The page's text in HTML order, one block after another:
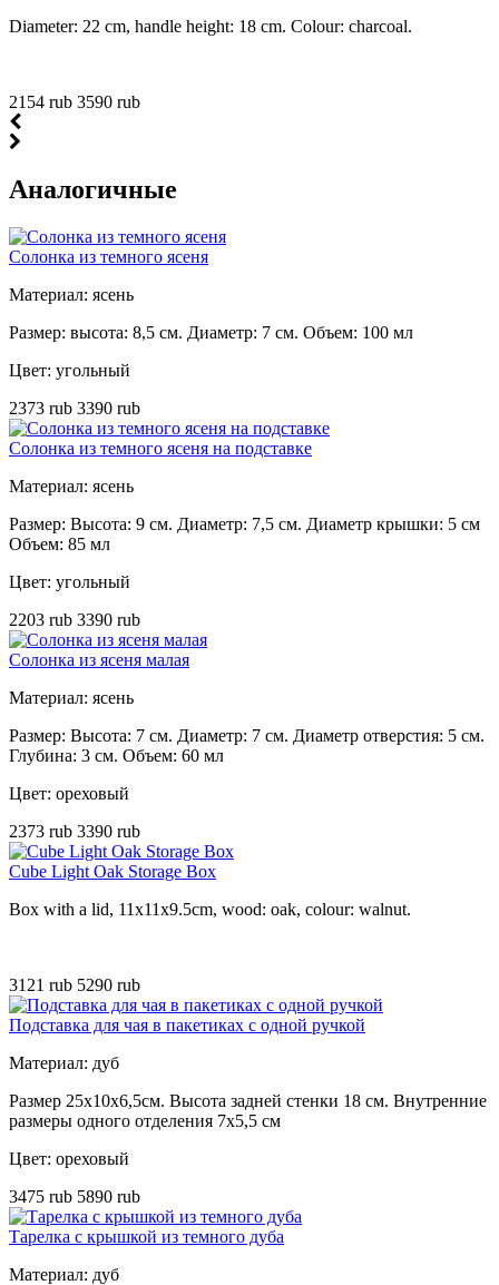
Diameter: 22 cm, handle height: 18 cm. Colour: charcoal.
2154 rub 3590 rub
Аналогичные
Солонка из темного ясеня
Материал: ясень
Размер: высота: 8,5 см. Диаметр: 7 см. Объем: 100 мл
Цвет: угольный
2373 rub 3390 rub
Солонка из темного ясеня на подставке
Материал: ясень
Размер: Высота: 9 см. Диаметр: 7,5 см. Диаметр крышки: 5 см
Объем: 85 мл
Цвет: угольный
2203 rub 3390 rub
Солонка из ясеня малая
Материал: ясень
Размер: Высота: 7 см. Диаметр: 7 см. Диаметр отверстия: 5 см.
Глубина: 3 см. Объем: 60 мл
Цвет: ореховый
2373 rub 3390 rub
Cube Light Oak Storage Box
Box with a lid, 11x11x9.5cm, wood: oak, colour: walnut.
3121 rub 5290 rub
Подставка для чая в пакетиках с одной ручкой
Материал: дуб
Размер 25х10х6,5см. Высота задней стенки 18 см. Внутренние
размеры одного отделения 7x5,5 см
Цвет: ореховый
3475 rub 5890 rub
Тарелка с крышкой из темного дуба
Материал: дуб